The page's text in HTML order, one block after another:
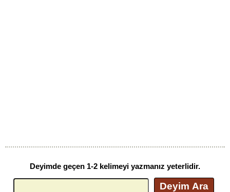
Deyimde geçen 1-2 kelimeyi yazmanız yeterlidir.
Deyim Ara